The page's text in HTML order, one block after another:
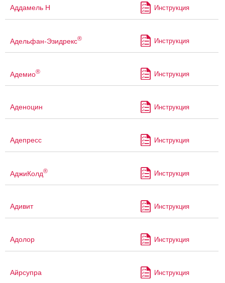
Аддамель Н Инструкция
Адельфан-Эзидрекс® Инструкция
Адемио® Инструкция
Аденоцин Инструкция
Адепресс Инструкция
АджиКолд® Инструкция
Адивит Инструкция
Адолор Инструкция
Айрсупра Инструкция